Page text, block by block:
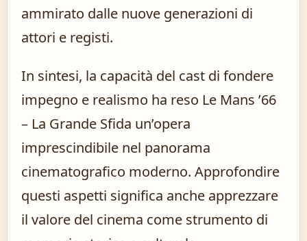
ammirato dalle nuove generazioni di
attori e registi.
In sintesi, la capacità del cast di fondere
impegno e realismo ha reso Le Mans ’66
– La Grande Sfida un’opera
imprescindibile nel panorama
cinematografico moderno. Approfondire
questi aspetti significa anche apprezzare
il valore del cinema come strumento di